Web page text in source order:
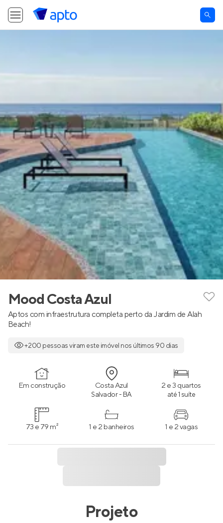
Mood Costa Azul
Aptos com infraestrutura completa perto da Jardim de Alah
Beach!
+200 pessoas viram este imóvel nos últimos 90 dias
Em construção Costa Azul
Salvador - BA
2 e 3 quartos
até 1 suíte
73 e 79 m² 1 e 2 banheiros 1 e 2 vagas
Projeto